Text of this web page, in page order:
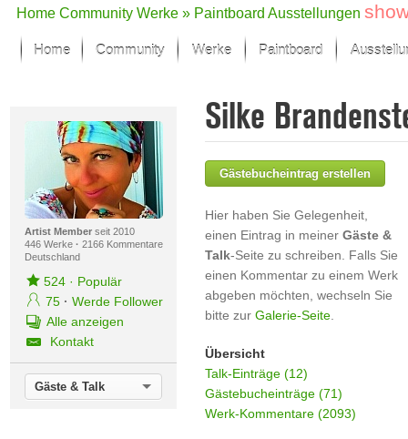
Home Community Werke » Paintboard Ausstellungen
Home Community Werke
Der letzte Monat im Fokus
Alle Fokus-Werke
Standard-Ansicht
Fokus-Werke
Alle neuen Werke
Paintboard
Artist Memberseit 2010
446 Werke · 2166 Kommentare
Deutschland
524· Populär
75 · Werde Follower
Alle anzeigen
Kontakt
Gäste & Talk
Silke
Gästebucheintrag erstellen
Hier haben Sie Gelegenheit,
einen Eintrag in meiner Gäste &
Talk-Seite zu schreiben. Falls Sie
einen Kommentar zu einem Werk
abgeben möchten, wechseln Sie
bitte zur Galerie-Seite.
Übersicht
Talk-Einträge (12)
Gästebucheinträge (71)
Werk-Kommentare (2093)